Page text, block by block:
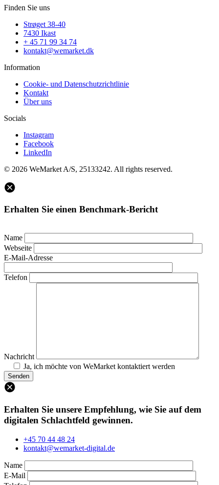
Finden Sie uns
Strøget 38-40
7430 Ikast
+ 45 71 99 34 74
kontakt@wemarket.dk
Information
Cookie- und Datenschutzrichtlinie
Kontakt
Über uns
Socials
Instagram
Facebook
LinkedIn
© 2026 WeMarket A/S, 25133242. All rights reserved.
Erhalten Sie einen Benchmark-Bericht
Name
Webseite
E-Mail-Adresse
Telefon
Nachricht
Ja, ich möchte von WeMarket kontaktiert werden
Erhalten Sie unsere Empfehlung, wie Sie auf dem
digitalen Schlachtfeld gewinnen.
+45 70 44 48 24
kontakt@wemarket-digital.de
Name
E-Mail